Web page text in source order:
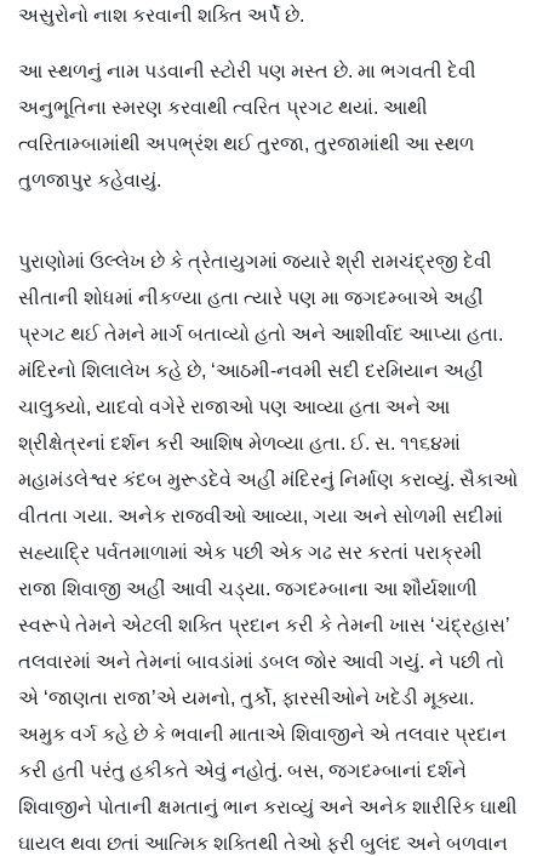
અસુરોનો નાશ કરવાની શક્તિ અર્પે છે.
આ સ્થળનું નામ પડવાની સ્ટોરી પણ મસ્ત છે. મા ભગવતી દેવી
અનુભૂતિના સ્મરણ કરવાથી ત્વરિત પ્રગટ થયાં. આથી
ત્વરિતામ્બામાંથી અપભ્રંશ થઈ તુરજા, તુરજામાંથી આ સ્થળ
તુળજાપુર કહેવાયું.
પુરાણોમાં ઉલ્લેખ છે કે ત્રેતાયુગમાં જ્યારે શ્રી રામચંદ્રજી દેવી
સીતાની શોધમાં નીકળ્યા હતા ત્યારે પણ મા જગદમ્બાએ અહીં
પ્રગટ થઈ તેમને માર્ગ બતાવ્યો હતો અને આશીર્વાદ આપ્યા હતા.
મંદિરનો શિલાલેખ કહે છે, ‘આઠમી-નવમી સદી દરમિયાન અહીં
ચાલુક્યો, યાદવો વગેરે રાજાઓ પણ આવ્યા હતા અને આ
શ્રીક્ષેત્રનાં દર્શન કરી આશિષ મેળવ્યા હતા. ઈ. સ. ૧૧૬૪માં
મહામંડલેશ્વર કંદબ મુરૂડદેવે અહીં મંદિરનું નિર્માણ કરાવ્યું. સૈકાઓ
વીતતા ગયા. અનેક રાજવીઓ આવ્યા, ગયા અને સોળમી સદીમાં
સહ્યાદ્રિ પર્વતમાળામાં એક પછી એક ગઢ સર કરતાં પરાક્રમી
રાજા શિવાજી અહીં આવી ચડ્યા. જગદમ્બાના આ શૌર્યશાળી
સ્વરૂપે તેમને એટલી શક્તિ પ્રદાન કરી કે તેમની ખાસ ‘ચંદ્રહાસ’
તલવારમાં અને તેમનાં બાવડાંમાં ડબલ જોર આવી ગયું. ને પછી તો
એ ‘જાણતા રાજા’એ યમનો, તુર્કો, ફારસીઓને ખદેડી મૂક્યા.
અમુક વર્ગ કહે છે કે ભવાની માતાએ શિવાજીને એ તલવાર પ્રદાન
કરી હતી પરંતુ હકીકતે એવું નહોતું. બસ, જગદમ્બાનાં દર્શને
શિવાજીને પોતાની ક્ષમતાનું ભાન કરાવ્યું અને અનેક શારીરિક ઘાથી
ઘાયલ થવા છતાં આત્મિક શક્તિથી તેઓ ફરી બુલંદ અને બળવાન